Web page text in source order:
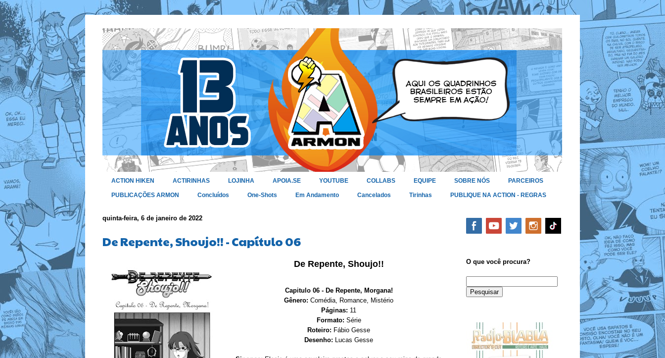
ACTION HIKEN ACTIRINHAS LOJINHA APOIA.SE YOUTUBE COLLABS EQUIPE SOBRE NÓS PARCEIROS
PUBLICAÇÕES ARMON Concluídos One-Shots Em Andamento Cancelados Tirinhas PUBLIQUE NA ACTION - REGRAS
quinta-feira, 6 de janeiro de 2022
De Repente, Shoujo!! - Capítulo 06
De Repente, Shoujo!!
Capitulo 06 - De Repente, Morgana!
Gênero: Comédia, Romance, Mistério
Páginas: 11
Formato: Série
Roteiro: Fábio Gesse
Desenho: Lucas Gesse
O que você procura?